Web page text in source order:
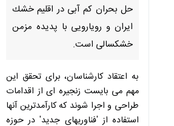
حل بحران كم آبی در اقلیم خشك
ایران و رویارویی با پدیده مزمن
خشكسالی است.
به اعتقاد كارشناسان، برای تحقق این
مهم می بایست زنجیره ای از اقدامات
طراحی و اجرا شوند كه كارآمدترین آنها
استفاده از 'فناوریهای جدید' در حوزه